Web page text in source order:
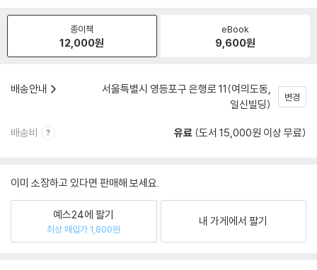
종이책
12,000원
eBook
9,600원
배송안내
서울특별시 영등포구 은행로 11(여의도동,
일신빌딩)
변경
배송비 유료 (도서 15,000원 이상 무료)
이미 소장하고 있다면 판매해 보세요.
예스24에 팔기
최상 매입가 1,800원
내 가게에서 팔기